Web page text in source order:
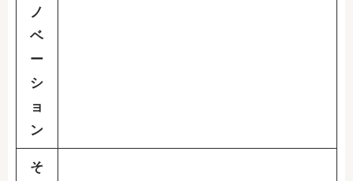
ノ
ベ
ー
シ
ョ
ン
そ